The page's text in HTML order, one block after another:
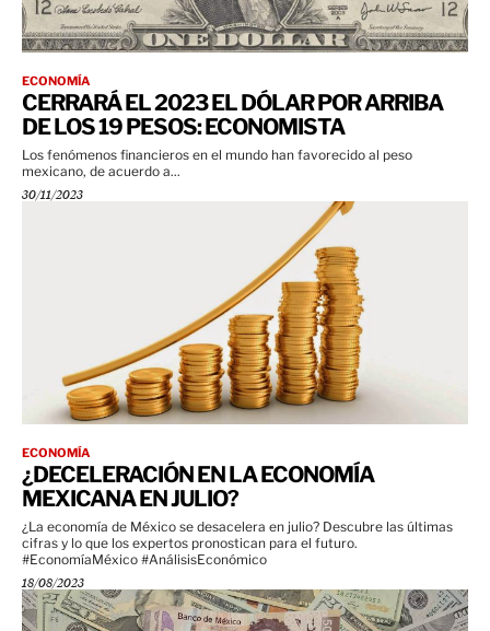
ECONOMÍA
CERRARÁ EL 2023 EL DÓLAR POR ARRIBA
DE LOS 19 PESOS: ECONOMISTA
Los fenómenos financieros en el mundo han favorecido al peso
mexicano, de acuerdo a...
30/11/2023
ECONOMÍA
¿DECELERACIÓN EN LA ECONOMÍA
MEXICANA EN JULIO?
¿La economía de México se desacelera en julio? Descubre las últimas
cifras y lo que los expertos pronostican para el futuro.
#EconomíaMéxico #AnálisisEconómico
18/08/2023